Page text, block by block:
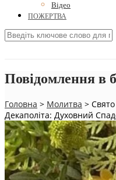
Відео
ПОЖЕРТВА
Повідомлення в
Головна > Молитва >
Декаполіта: Духовний